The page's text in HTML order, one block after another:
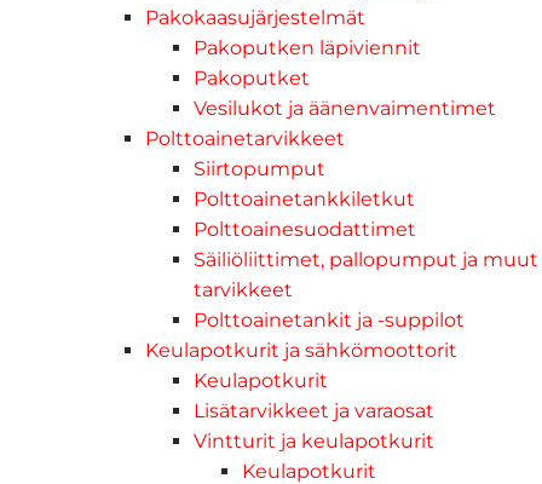
Pakokaasujärjestelmät
Pakoputken läpiviennit
Pakoputket
Vesilukot ja äänenvaimentimet
Polttoainetarvikkeet
Siirtopumput
Polttoainetankkiletkut
Polttoainesuodattimet
Säiliöliittimet, pallopumput ja muut
tarvikkeet
Polttoainetankit ja -suppilot
Keulapotkurit ja sähkömoottorit
Keulapotkurit
Lisätarvikkeet ja varaosat
Vintturit ja keulapotkurit
Keulapotkurit